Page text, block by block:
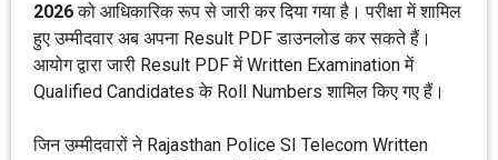
2026को आधिकारिक रूप से जारी कर दिया गया है। परीक्षा में शामिल
हुए उम्मीदवार अब अपना Result PDF डाउनलोड कर सकते हैं।
आयोग द्वारा जारी Result PDF में Written Examination में
Qualified Candidates के Roll Numbers शामिल किए गए हैं।
जिन उम्मीदवारों ने Rajasthan Police SI Telecom Written